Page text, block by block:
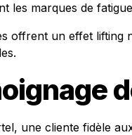
les marques de
offrent un effet lifting
une cliente fidèle